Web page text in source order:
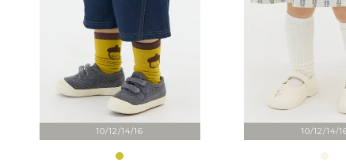
10/12/14/16 10/12/14/